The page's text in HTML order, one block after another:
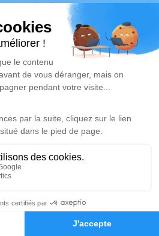
Hommages
pensées à travers des poèmes
est un lieu d'expression dédié à
HOAREAU.
d’arbre hommage estdisponible
à 14h30
de Blaye